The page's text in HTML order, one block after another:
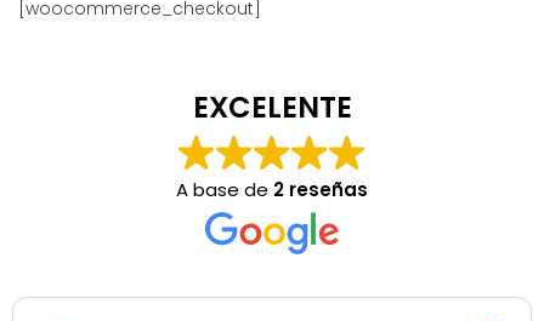
[woocommerce_checkout]
EXCELENTE
A base de 2 reseñas